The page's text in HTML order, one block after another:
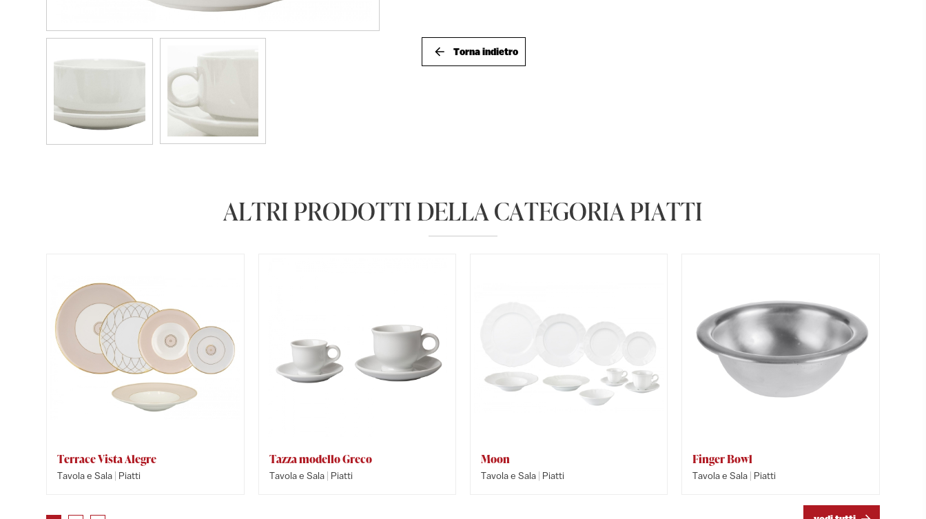
Torna indietro
ALTRI PRODOTTI DELLA CATEGORIA PIATTI
Terrace Vista Alegre
Tavola e Sala | Piatti
Tazza modello Greco
Tavola e Sala | Piatti
Moon
Tavola e Sala | Piatti
Finger Bowl
Tavola e Sala | Piatti